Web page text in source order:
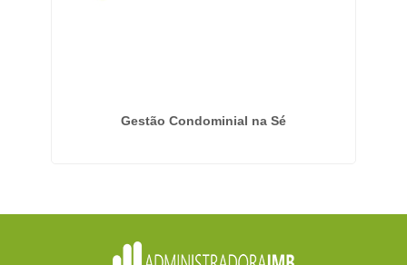
Gestão Condominial na Sé